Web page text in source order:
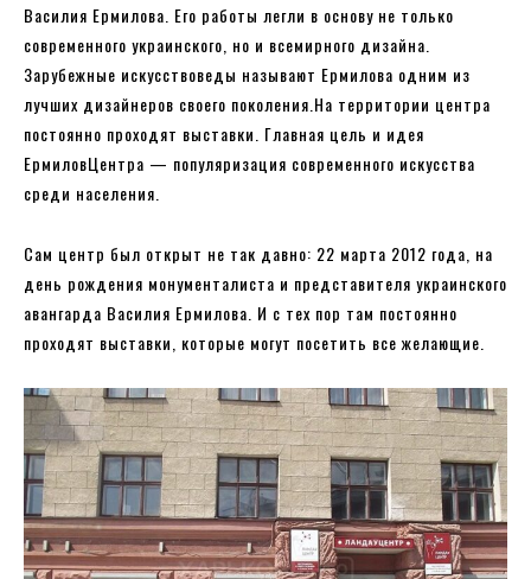
Василия Ермилова. Его работы легли в основу не только
современного украинского, но и всемирного дизайна.
Зарубежные искусствоведы называют Ермилова одним из
лучших дизайнеров своего поколения.На территории центра
постоянно проходят выставки. Главная цель и идея
ЕрмиловЦентра — популяризация современного искусства
среди населения.
Сам центр был открыт не так давно: 22 марта 2012 года, на
день рождения монументалиста и представителя украинского
авангарда Василия Ермилова. И с тех пор там постоянно
проходят выставки, которые могут посетить все желающие.